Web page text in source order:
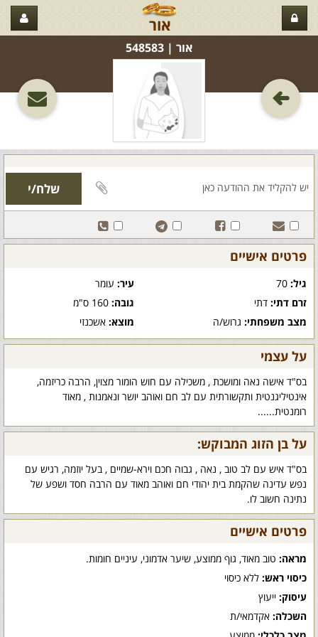
אור
אור‏ | 548583
פרטים אישיים
גיל: עיר:עומר
זרם דתי: דתי גובה:160 ס"מ
מצב משפחתי: גרוש/ה מוצא:אשכנזי
על עצמי
בס"ד אישה נאה ומושכת , משכילה עם חוש הומור מצוין, הרבה כריזמה,
אינטיליגנטית ותקשורתית עם לב חם ואוהב יושר ונאמנות , מאוד
רומנטית......
על בן הזוג המבוקש:
בס"ד איש עם לב טוב , נאה , גבוה חכם וירא-שמיים , בעל יוזמה, רגיש עם
נפש עדינה שהקמת בית יהודי חם ואוהב מאוד עם הרבה חסד ושפע של
נתינה חשוב לו.
פרטים אישיים
מראה: טוב מאוד, גוף ממוצע, שיער אדמוני, עיניים חומות.
כיסוי ראש: ללא כיסוי
עיסוק: ייעוץ
השכלה: אקדמאי/ת